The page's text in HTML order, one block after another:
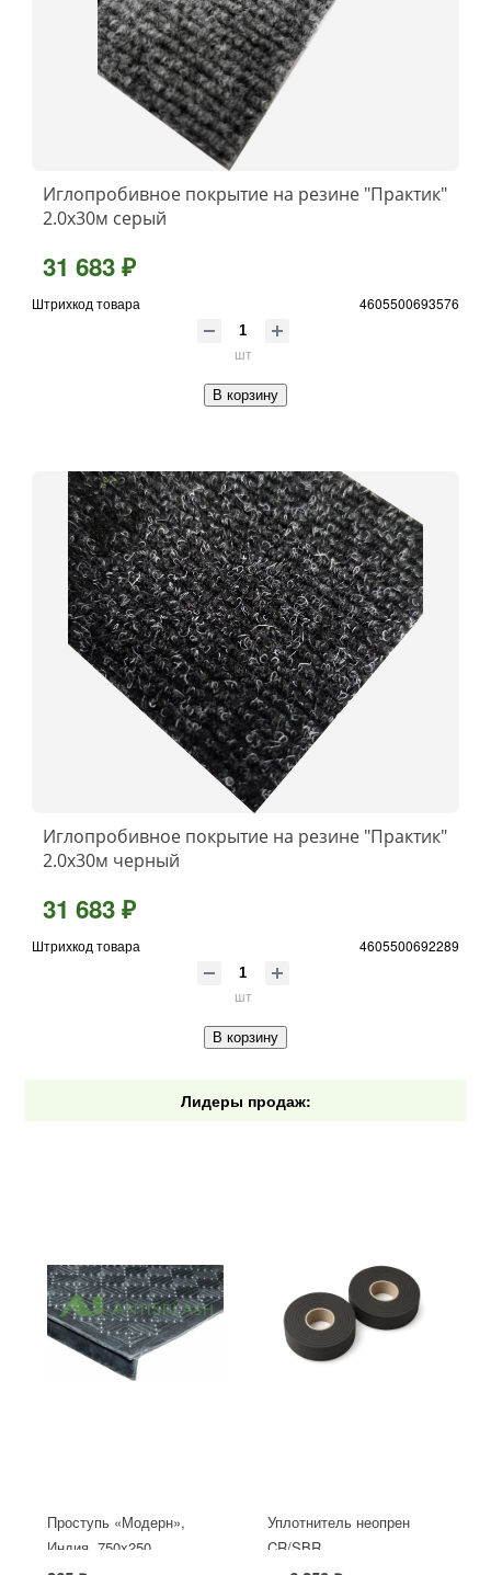
Иглопробивное покрытие на резине "Практик"
2.0x30м серый
31 683 ₽
Штрихкод товара 4605500693576
шт
В корзину
Иглопробивное покрытие на резине "Практик"
2.0x30м черный
31 683 ₽
Штрихкод товара 4605500692289
шт
В корзину
Лидеры продаж:
Проступь «Модерн»,
Индия, 750x250
Уплотнитель неопрен
CR/SBR